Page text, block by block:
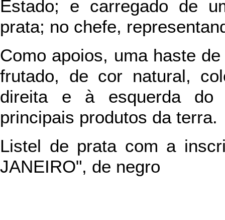
Estado; e carregado de
prata; no chefe,
Como apoios, uma haste
frutado, de cor natural,
direita e à esquerda do
principais produtos da terra.
Listel de prata com a
JANEIRO", de negro